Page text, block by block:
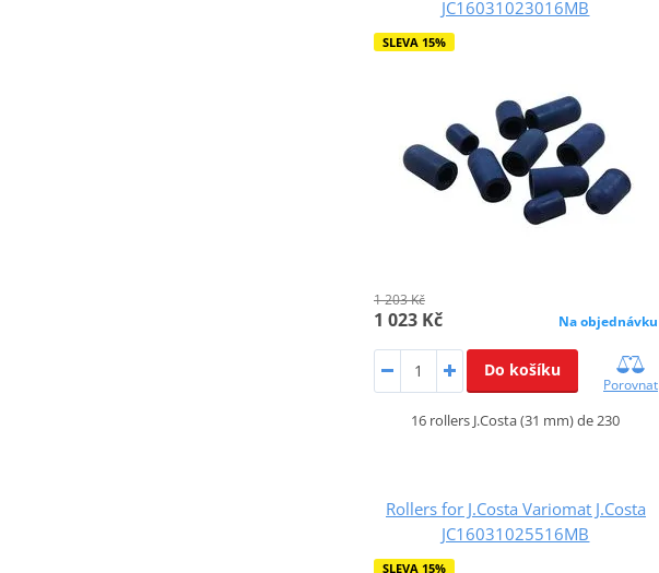
JC16031023016MB
SLEVA 15%
1 203 Kč
1 023 Kč Na objednávku
Do košíku
Porovnat
16 rollers J.Costa (31 mm) de 230
Rollers for J.Costa Variomat J.Costa
JC16031025516MB
SLEVA 15%